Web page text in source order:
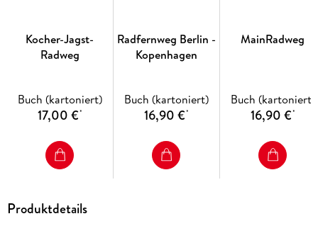
Kocher-Jagst-
Radweg
Buch (kartoniert)
17,00 €*
Radfernweg Berlin -
Kopenhagen
Buch (kartoniert)
16,90 €*
MainRadweg
Buch (kartoniert)
16,90 €*
Produktdetails